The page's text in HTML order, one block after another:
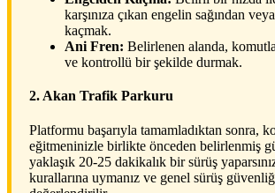
karşınıza çıkan engelin sağından
kaçmak.
Ani Fren: Belirlenen alanda,
ve kontrollü bir şekilde durmak.
2. Akan Trafik Parkuru
Platformu başarıyla tamamladıktan sonra,
eğitmeninizle birlikte önceden belirlenmiş
yaklaşık 20-25 dakikalık bir sürüş
kurallarına uymanız ve genel sürüş